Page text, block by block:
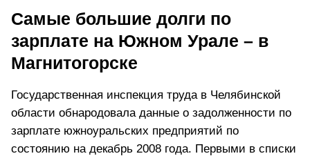
Самые большие долги по
зарплате на Южном Урале – в
Магнитогорске
Государственная инспекция труда в Челябинской
области обнародовала данные о задолженности по
зарплате южноуральских предприятий по
состоянию на декабрь 2008 года. Первыми в списки